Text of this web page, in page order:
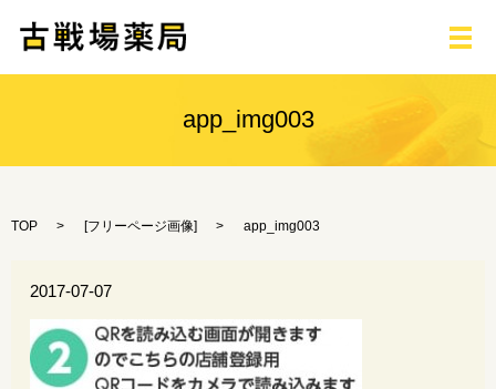
メ
app_img003
TOP [フリーページ画像] app_img003
2017-07-07